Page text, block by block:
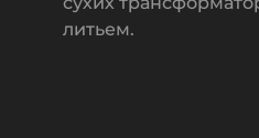
литьем.